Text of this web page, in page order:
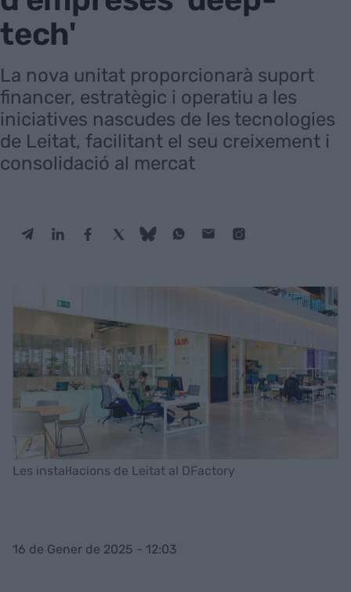
tech'
La nova unitat proporcionarà suport
financer, estratègic i operatiu a les
iniciatives nascudes de les tecnologies
de Leitat, facilitant el seu creixement i
consolidació al mercat
Les instal·lacions de Leitat al DFactory
16 de Gener de 2025 - 12:03